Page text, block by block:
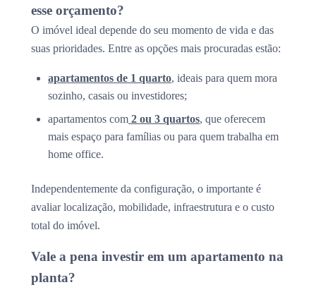
esse orçamento?
O imóvel ideal depende do seu momento de vida e das
suas prioridades. Entre as opções mais procuradas estão:
apartamentos de 1 quarto, ideais para quem mora
sozinho, casais ou investidores;
apartamentos com 2 ou 3 quartos, que oferecem
mais espaço para famílias ou para quem trabalha em
home office.
Independentemente da configuração, o importante é
avaliar localização, mobilidade, infraestrutura e o custo
total do imóvel.
Vale a pena investir em um apartamento na
planta?